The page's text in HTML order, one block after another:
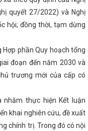
GIAI ĐOẠN 2026 -
tiệc của âm thanh, ánh
năm tiếp tục xu hướng
Phạm Minh Chính kết
chốt mô hình chính
thép VinMetal tại Hà
Phó Chủ tịch UBND tỉnh
Công ty cổ phần Phát
tháng 9/2025
Khánh
tham gia trưng bày,
Hành lang kinh tế Đông
và đồng chí Trần
quyết 27/2022) và Nghị
hội; đồng thời, tạm dừng
phần Quy hoạch tổng
đoạn đến năm 2030 và
trương mới của cấp có
nhằm thực hiện Kết luận
khai nghiên cứu, đề xuất
chính trị. Trong đó có nội